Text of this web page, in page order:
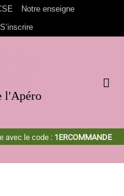
Notre enseigne
l'Apéro
avec le code : 1ERCOMMANDE